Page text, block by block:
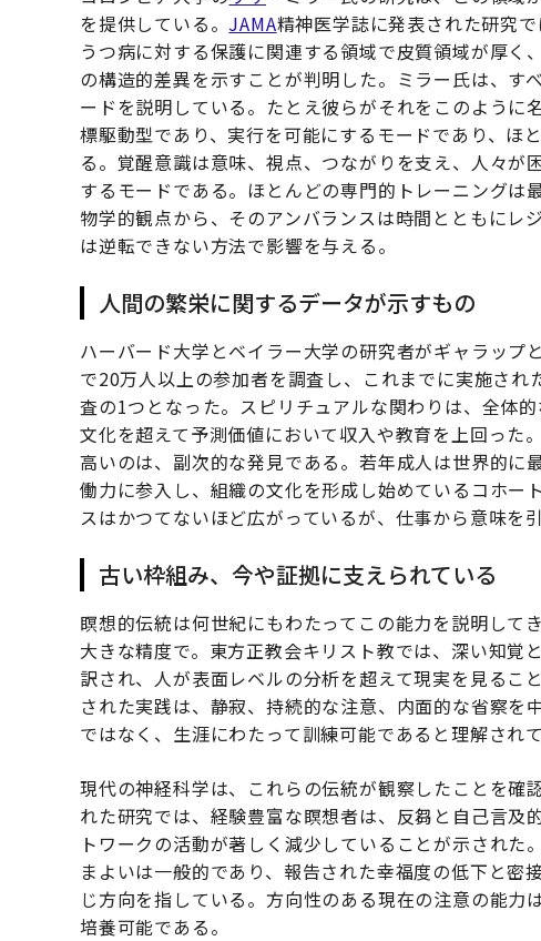
を提供している。 JAMA精神医学誌に発表された研究
うつ病に対する保護に関連する領域で皮質領域が厚
の構造的差異を示すことが判明した。ミラー氏は、す
ードを説明している。たとえ彼らがそれをこのよう
標駆動型であり、実行を可能にするモードであり、ほ
る。覚醒意識は意味、視点、つながりを支え、人々
するモードである。ほとんどの専門的トレーニングは
物学的観点から、そのアンバランスは時間とともにレ
は逆転できない方法で影響を与える。
人間の繁栄に関するデータが示すもの
ハーバード大学とベイラー大学の研究者がギャラップ
で20万人以上の参加者を調査し、これまでに実施さ
査の1つとなった。スピリチュアルな関わりは、全体
文化を超えて予測価値において収入や教育を上回った
高いのは、副次的な発見である。若年成人は世界的に
働力に参入し、組織の文化を形成し始めているコホー
スはかつてないほど広がっているが、仕事から意味を
古い枠組み、今や証拠に支えられている
瞑想的伝統は何世紀にもわたってこの能力を説明して
大きな精度で。東方正教会キリスト教では、深い知覚
訳され、人が表面レベルの分析を超えて現実を見るこ
された実践は、静寂、持続的な注意、内面的な省察を
ではなく、生涯にわたって訓練可能であると理解されて
現代の神経科学は、これらの伝統が観察したことを確
れた研究では、経験豊富な瞑想者は、反芻と自己言及
トワークの活動が著しく減少していることが示され
まよいは一般的であり、報告された幸福度の低下と
じ方向を指している。方向性のある現在の注意の能
培養可能である。